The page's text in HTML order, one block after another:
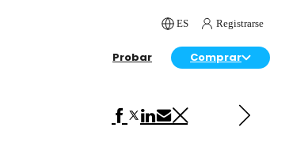
ES Registrarse
Probar Comprar
Rainfall House